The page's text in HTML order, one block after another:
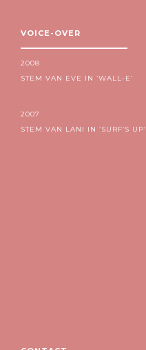
VOICE-OVER
2008
STEM VAN EVE IN ‘WALL-E’
2007
STEM VAN LANI IN ‘SURF’S UP’